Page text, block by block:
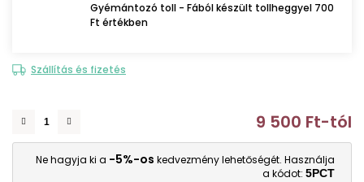
Gyémántozó toll - Fából készült tollheggyel 700
Ft értékben
Szállítás és fizetés
9 500 Ft-tól
Ne hagyja ki a -5%-os kedvezmény lehetőségét. Használja
a kódot: 5PCT